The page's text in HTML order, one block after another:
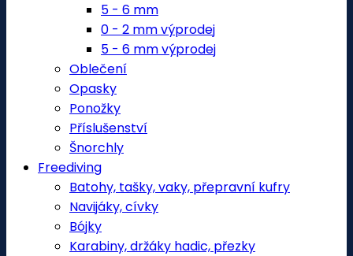
5 - 6 mm
0 - 2 mm výprodej
5 - 6 mm výprodej
Oblečení
Opasky
Ponožky
Příslušenství
Šnorchly
Freediving
Batohy, tašky, vaky, přepravní kufry
Navijáky, cívky
Bójky
Karabiny, držáky hadic, přezky